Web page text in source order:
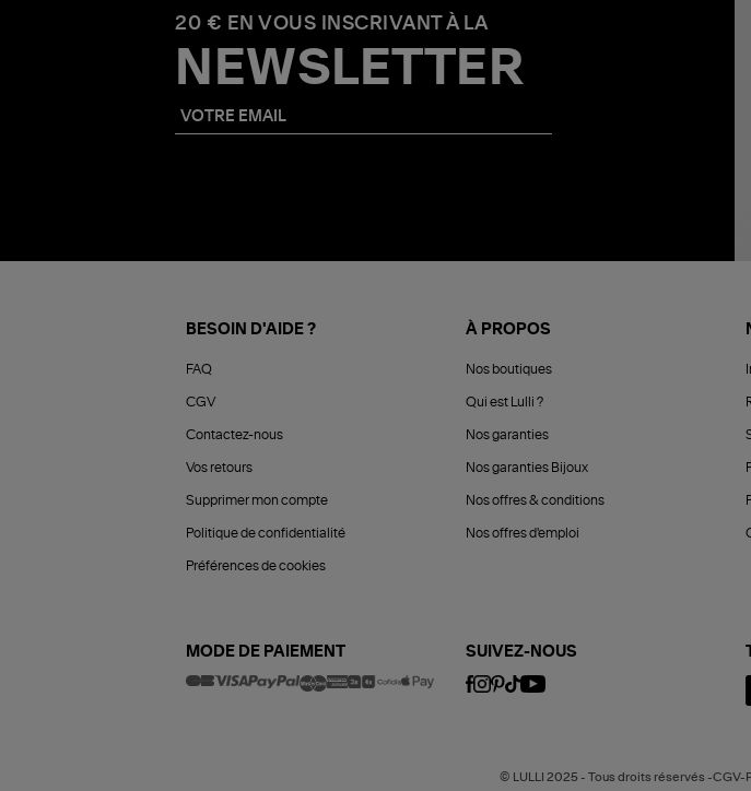
20 € EN VOUS INSCRIVANT À LA
NEWSLETTER
BESOIN D'AIDE ?
FAQ
CGV
Contactez-nous
Vos retours
Supprimer mon compte
Politique de confidentialité
Préférences de cookies
À PROPOS
Nos boutiques
Qui est Lulli ?
Nos garanties
Nos garanties Bijoux
Nos offres & conditions
Nos offres d'emploi
MODE DE PAIEMENT SUIVEZ-NOUS
© LULLI 2025 - Tous droits réservés -